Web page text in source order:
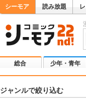
シーモア 読み放題
総合 少年・青年
ジャンルで絞り込む